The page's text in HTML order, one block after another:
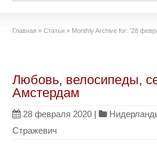
Главная » Статьи » Monthly Archive for: '28
Любовь, велосипеды,
Амстердам
28 февраля 2020 |
Стражевич